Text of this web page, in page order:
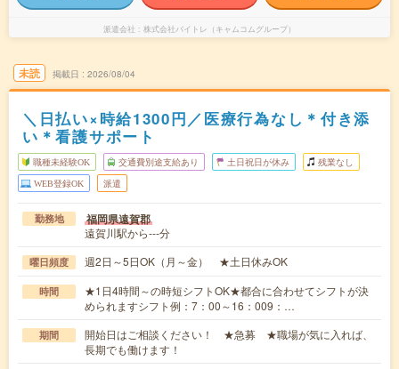
派遣会社 株式会社バイトレ（キャムコムグループ）
未読 掲載日 2026/08/04
＼日払い×時給1300円／医療行為なし＊付き添
い＊看護サポート
職種未経験OK 交通費別途支給あり 土日祝日が休み 残業なし
WEB登録OK 派遣
勤務地 福岡県遠賀郡
遠賀川駅から---分
曜日頻度 週2日～5日OK（月～金） ★土日休みOK
時間
★1日4時間～の時短シフトOK★都合に合わせてシフトが決
められますシフト例：7：00～16：009：…
期間
開始日はご相談ください！ ★急募 ★職場が気に入れば、
長期でも働けます！